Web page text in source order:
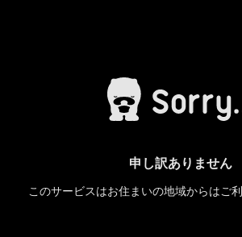
申し訳ありません
このサービスはお住まいの地域からはご